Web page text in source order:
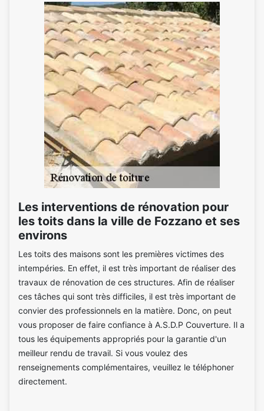
Les interventions de rénovation pour
les toits dans la ville de Fozzano et ses
environs
Les toits des maisons sont les premières victimes des
intempéries. En effet, il est très important de réaliser des
travaux de rénovation de ces structures. Afin de réaliser
ces tâches qui sont très difficiles, il est très important de
convier des professionnels en la matière. Donc, on peut
vous proposer de faire confiance à A.S.D.P Couverture. Il a
tous les équipements appropriés pour la garantie d'un
meilleur rendu de travail. Si vous voulez des
renseignements complémentaires, veuillez le téléphoner
directement.